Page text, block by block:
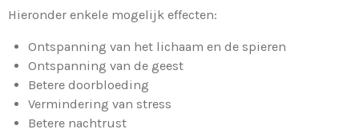
Hieronder enkele mogelijk effecten:
Ontspanning van het lichaam en de spieren
Ontspanning van de geest
Betere doorbloeding
Vermindering van stress
Betere nachtrust